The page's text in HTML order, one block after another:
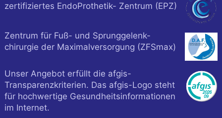
zertifiziertes EndoProthetik- Zentrum (EPZ)
Zentrum für Fuß- und Sprunggelenk-
chirurgie der Maximalversorgung (ZFSmax)
Unser Angebot erfüllt die afgis-
Transparenzkriterien. Das afgis-Logo steht
für hochwertige Gesundheitsinformationen
im Internet.